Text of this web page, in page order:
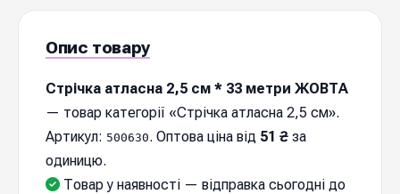
Опис товару
Стрічка атласна 2,5 см * 33 метри ЖОВТА
— товар категорії «Стрічка атласна 2,5 см».
Артикул: 500630. Оптова ціна від 51 ₴ за
одиницю.
Товар у наявності — відправка cьогодні до